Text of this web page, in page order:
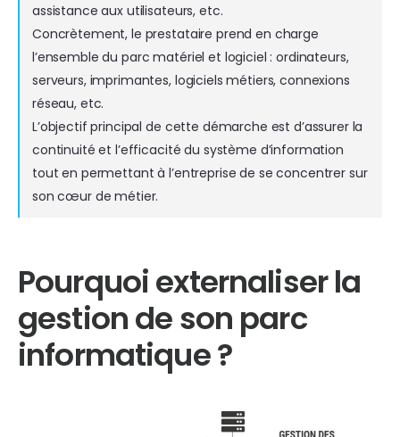
assistance aux utilisateurs, etc.
Concrètement, le prestataire prend en charge
l’ensemble du parc matériel et logiciel : ordinateurs,
serveurs, imprimantes, logiciels métiers, connexions
réseau, etc.
L’objectif principal de cette démarche est d’assurer la
continuité et l’efficacité du système d’information
tout en permettant à l’entreprise de se concentrer sur
son cœur de métier.
Pourquoi externaliser la
gestion de son parc
informatique ?